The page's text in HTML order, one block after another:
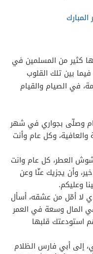
كثير من المسلمين في
بين تلك القلوب
في الصيام والقيام
وصلّى بجواري في شهر
وكل عام وأنت
العطر، كل عام وانت
وأن يجزيك عنّا وعن
وعليكم.
لا أمّل من عشقه، أسأل
المال وسعة في العمر
استودعتك قلبها
إلى أبي فارس الظلام